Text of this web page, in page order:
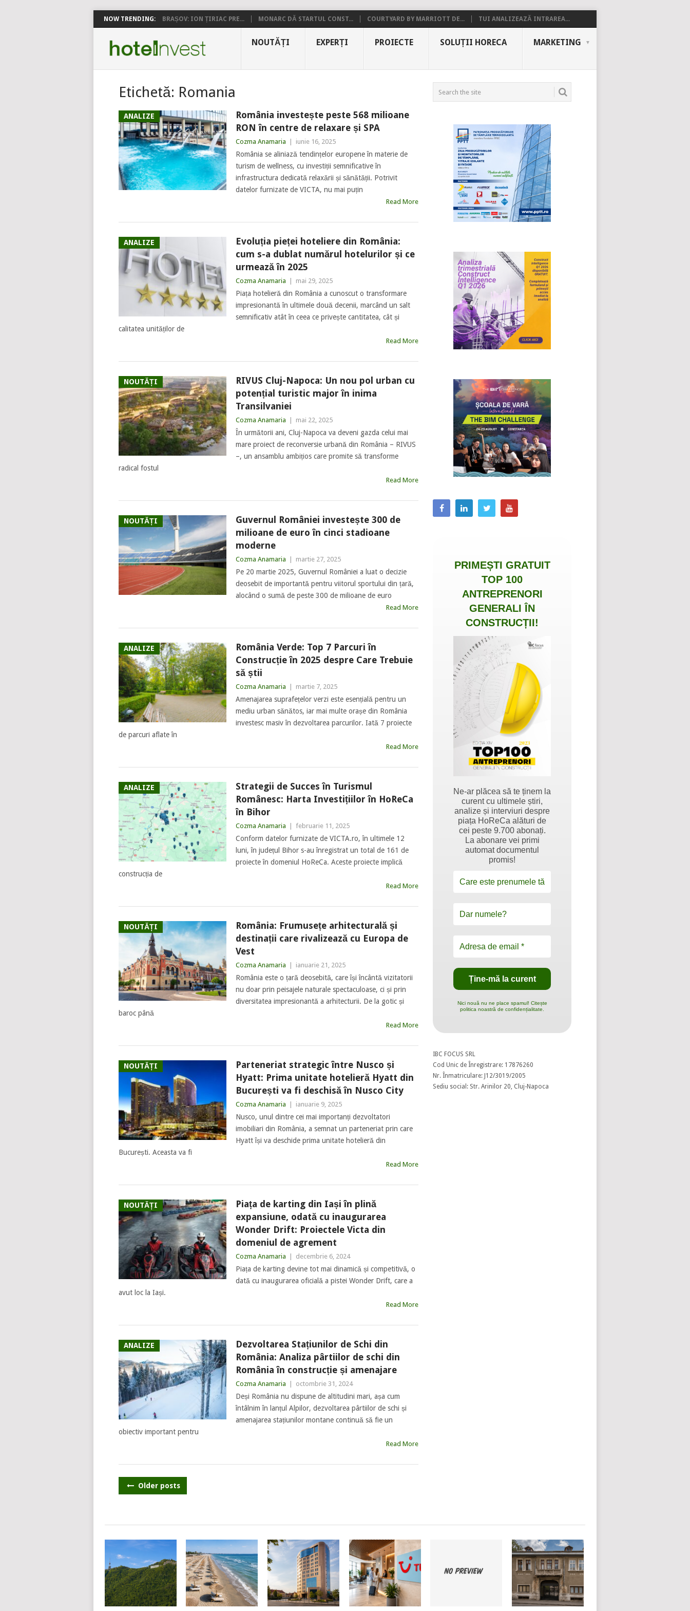
NOW TRENDING: BRAȘOV: ION ȚIRIAC PRE... MONARC DĂ STARTUL CONST... COURTYARD BY MARRIOTT DE... TUI ANALIZEAZĂ INTRAREA...
NOUTĂȚI EXPERȚI PROIECTE SOLUȚII HORECA MARKETING
Etichetă: Romania
ANALIZE
România investește peste 568 milioane
RON în centre de relaxare și SPA
Cozma Anamaria iunie 16, 2025
România se aliniază tendințelor europene în materie de
turism de wellness, cu investiții semnificative în
infrastructura dedicată relaxării și sănătății. Potrivit
datelor furnizate de VICTA, nu mai puțin
Read More
ANALIZE
Evoluția pieței hoteliere din România:
cum s-a dublat numărul hotelurilor și ce
urmează în 2025
Cozma Anamaria mai 29, 2025
Piața hotelieră din România a cunoscut o transformare
impresionantă în ultimele două decenii, marcând un salt
semnificativ atât în ceea ce privește cantitatea, cât și
calitatea unităților de
Read More
NOUTĂȚI
RIVUS Cluj-Napoca: Un nou pol urban cu
potențial turistic major în inima
Transilvaniei
Cozma Anamaria mai 22, 2025
În următorii ani, Cluj-Napoca va deveni gazda celui mai
mare proiect de reconversie urbană din România – RIVUS
–, un ansamblu ambițios care promite să transforme
radical fostul
Read More
NOUTĂȚI
Guvernul României investește 300 de
milioane de euro în cinci stadioane
moderne
Cozma Anamaria martie 27, 2025
Pe 20 martie 2025, Guvernul României a luat o decizie
deosebit de importantă pentru viitorul sportului din țară,
alocând o sumă de peste 300 de milioane de euro
Read More
ANALIZE
România Verde: Top 7 Parcuri în
Construcție în 2025 despre Care Trebuie
să știi
Cozma Anamaria martie 7, 2025
Amenajarea suprafețelor verzi este esențială pentru un
mediu urban sănătos, iar mai multe orașe din România
investesc masiv în dezvoltarea parcurilor. Iată 7 proiecte
de parcuri aflate în
Read More
ANALIZE
Strategii de Succes în Turismul
Românesc: Harta Investițiilor în HoReCa
în Bihor
Cozma Anamaria februarie 11, 2025
Conform datelor furnizate de VICTA.ro, în ultimele 12
luni, în județul Bihor s-au înregistrat un total de 161 de
proiecte în domeniul HoReCa. Aceste proiecte implică
construcția de
Read More
NOUTĂȚI
România: Frumusețe arhitecturală și
destinații care rivalizează cu Europa de
Vest
Cozma Anamaria ianuarie 21, 2025
România este o țară deosebită, care își încântă vizitatorii
nu doar prin peisajele naturale spectaculoase, ci și prin
diversitatea impresionantă a arhitecturii. De la gotic și
baroc până
Read More
NOUTĂȚI
Parteneriat strategic între Nusco și
Hyatt: Prima unitate hotelieră Hyatt din
București va fi deschisă în Nusco City
Cozma Anamaria ianuarie 9, 2025
Nusco, unul dintre cei mai importanți dezvoltatori
imobiliari din România, a semnat un parteneriat prin care
Hyatt își va deschide prima unitate hotelieră din
București. Aceasta va fi
Read More
NOUTĂȚI
Piața de karting din Iași în plină
expansiune, odată cu inaugurarea
Wonder Drift: Proiectele Victa din
domeniul de agrement
Cozma Anamaria decembrie 6, 2024
Piața de karting devine tot mai dinamică și competitivă, o
dată cu inaugurarea oficială a pistei Wonder Drift, care a
avut loc la Iași.
Read More
ANALIZE
Dezvoltarea Stațiunilor de Schi din
România: Analiza pârtiilor de schi din
România în construcție și amenajare
Cozma Anamaria octombrie 31, 2024
Deși România nu dispune de altitudini mari, așa cum
întâlnim în lanțul Alpilor, dezvoltarea pârtiilor de schi și
amenajarea stațiunilor montane continuă să fie un
obiectiv important pentru
Read More
POSTS
Older posts
PRIMEȘTI GRATUIT
TOP 100
ANTREPRENORI
GENERALI ÎN
CONSTRUCȚII!
Ne-ar plăcea să te ținem la
curent cu ultimele știri,
analize și interviuri despre
piața HoReCa alături de
cei peste 9.700 abonați.
La abonare vei primi
automat documentul
promis!
Nici nouă nu ne place spamul! Citește
politica noastră de confidențialitate.
IBC FOCUS SRL
Cod Unic de Înregistrare: 17876260
Nr. Înmatriculare: J12/3019/2005
Sediu social: Str. Arinilor 20, Cluj-Napoca